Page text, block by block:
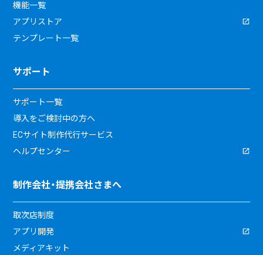
機能一覧
アプリストア
テンプレート一覧
サポート
サポート一覧
導入をご検討中の方へ
ECサイト制作代行サービス
ヘルプセンター
制作会社・提携会社さまへ
取次店制度
アプリ開発
メディアキット